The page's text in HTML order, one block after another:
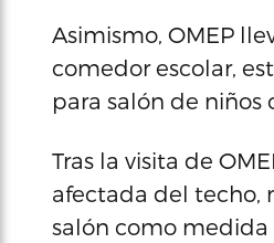
Asimismo, OMEP
comedor escolar,
para salón de niños
Tras la visita de
afectada del techo,
salón como medida